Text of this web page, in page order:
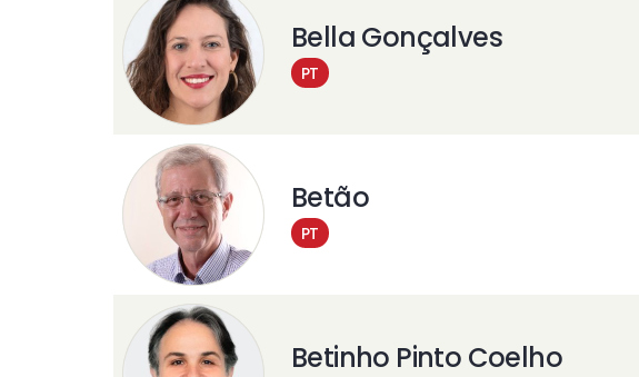
Bella Gonçalves
PT
Betão
PT
Betinho Pinto Coelho